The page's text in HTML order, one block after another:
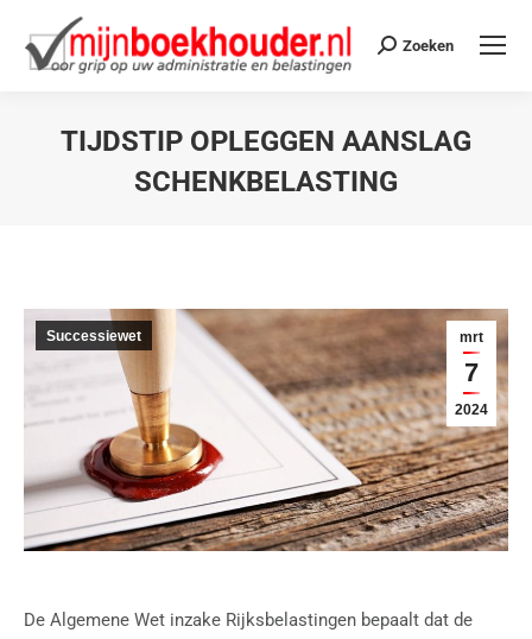
Zoeken
TIJDSTIP OPLEGGEN AANSLAG
SCHENKBELASTING
mrt
7
2024
Successiewet
De Algemene Wet inzake Rijksbelastingen bepaalt dat de